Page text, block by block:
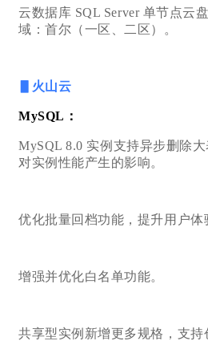
云数据库 SQL Server 单节点云
域：首尔（一区、二区）。
▋火山云
MySQL：
MySQL 8.0 实例支持异步删除
对实例性能产生的影响。
优化批量回档功能，提升用户体
增强并优化白名单功能。
共享型实例新增更多规格，支持